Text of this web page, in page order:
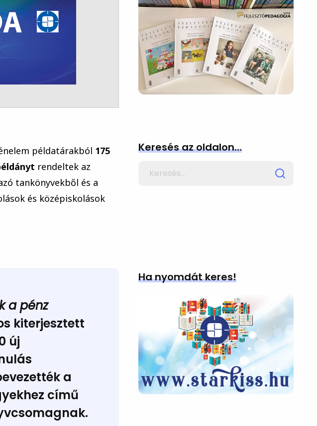
példatárakból 175
rendeltek az
tankönyvekből és a
és középiskolások
a pénz
kiterjesztett
új
a
című
Keresés az oldalon…
Ha nyomdát keres!